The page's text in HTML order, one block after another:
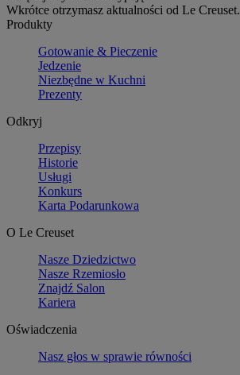
Wkrótce otrzymasz aktualności od Le Creuset.
Produkty
Gotowanie & Pieczenie
Jedzenie
Niezbędne w Kuchni
Prezenty
Odkryj
Przepisy
Historie
Usługi
Konkurs
Karta Podarunkowa
O Le Creuset
Nasze Dziedzictwo
Nasze Rzemiosło
Znajdź Salon
Kariera
Oświadczenia
Nasz głos w sprawie równości